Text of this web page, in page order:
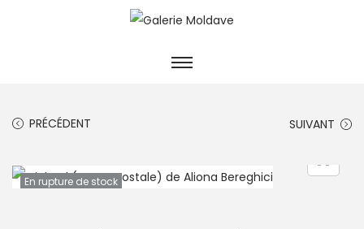
PRÉCÉDENT SUIVANT
En rupture de stock